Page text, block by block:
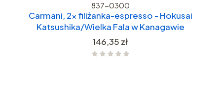
837-0300
Carmani, 2x filiżanka-espresso - Hokusai
Katsushika/Wielka Fala w Kanagawie
Cena
146,35 zł